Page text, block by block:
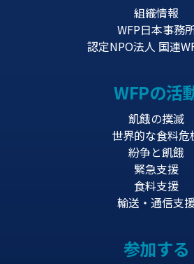
組織情報
WFP日本事務
認定NPO法人 国連
WFPの活
飢餓の撲滅
世界的な食料危
紛争と飢餓
緊急支援
食料支援
輸送・通信支
参加する